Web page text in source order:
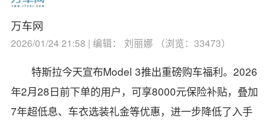
万车网
2026/01/24 21:58 | 编辑： 刘丽娜 （浏览：33473）
特斯拉今天宣布Model 3推出重磅购车福利。2026
年2月28日前下单的用户，可享8000元保险补贴，叠加
7年超低息、车衣选装礼金等优惠，进一步降低了入手